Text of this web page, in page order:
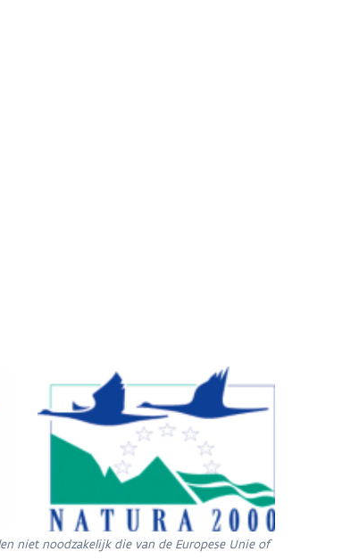
niet noodzakelijk die van de Europese Unie of